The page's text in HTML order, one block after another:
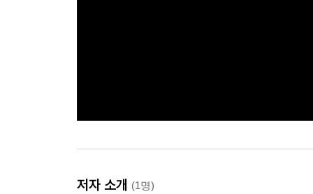
저자 소개 (1명)